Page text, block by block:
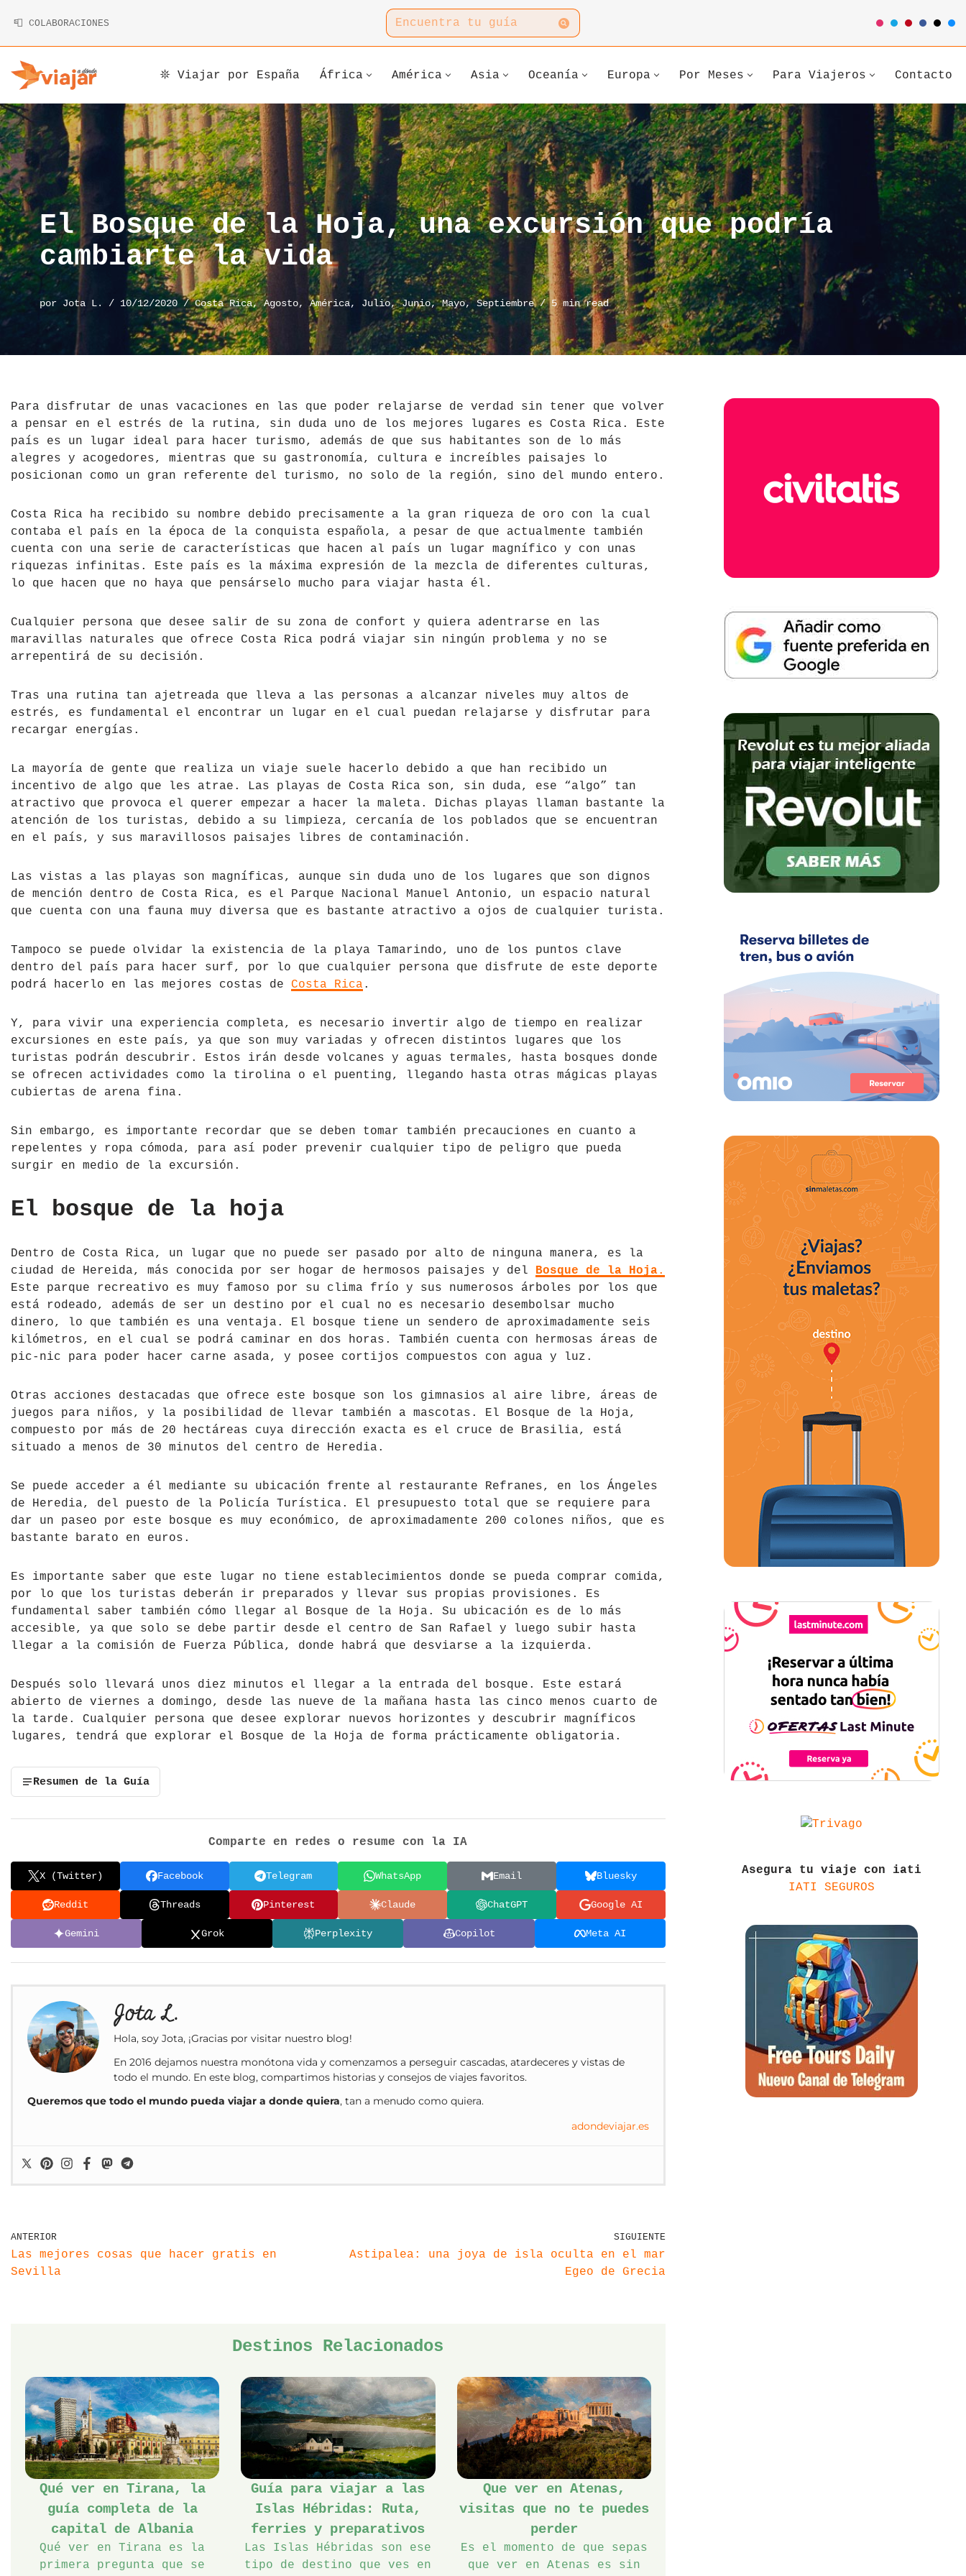
contenido
📮 COLABORACIONES
𖤓 Viajar por España África América
Argentina
Bolivia
Brasil
Canadá
Chile
Costa Rica
Cuba
El Salvador
Hawái
México
Nicaragua
Perú
República Dominicana
Asia
Armenia
Camboya
China
Corea
Indonesia
Irán
Japón
Jordania
La India
Madagascar
Malasia
Mongolia
Nepal
Tailandia
Tíbet
Vietnam
Oceanía Europa
Alemania
Andorra
Austria
Bélgica
Bosnia y Herzegovina
Bulgaria
Chipre
Croacia
Escocia
Eslovenia
España
Francia
Grecia
Inglaterra
Irlanda
Islandia
Italia
Letonia
Liechtenstein
Macedonia del Norte
País de Gales
Polonia
República Checa
Rusia
Serbia
Suecia
Turquía
Por Meses Para Viajeros Contacto
El Bosque de la Hoja, una excursión que podría
cambiarte la vida
por Jota L. 10/12/2020 Costa Rica,Agosto,América, Julio,Junio,Mayo,Septiembre 5 min read
Para disfrutar de unas vacaciones en las que poder relajarse de verdad sin tener que volver
a pensar en el estrés de la rutina, sin duda uno de los mejores lugares es Costa Rica. Este
país es un lugar ideal para hacer turismo, además de que sus habitantes son de lo más
alegres y acogedores, mientras que su gastronomía, cultura e increíbles paisajes lo
posicionan como un gran referente del turismo, no solo de la región, sino del mundo entero.
Costa Rica ha recibido su nombre debido precisamente a la gran riqueza de oro con la cual
contaba el país en la época de la conquista española, a pesar de que actualmente también
cuenta con una serie de características que hacen al país un lugar magnífico y con unas
riquezas infinitas. Este país es la máxima expresión de la mezcla de diferentes culturas,
lo que hacen que no haya que pensárselo mucho para viajar hasta él.
Cualquier persona que desee salir de su zona de confort y quiera adentrarse en las
maravillas naturales que ofrece Costa Rica podrá viajar sin ningún problema y no se
arrepentirá de su decisión.
Tras una rutina tan ajetreada que lleva a las personas a alcanzar niveles muy altos de
estrés, es fundamental el encontrar un lugar en el cual puedan relajarse y disfrutar para
recargar energías.
La mayoría de gente que realiza un viaje suele hacerlo debido a que han recibido un
incentivo de algo que les atrae. Las playas de Costa Rica son, sin duda, ese “algo” tan
atractivo que provoca el querer empezar a hacer la maleta. Dichas playas llaman bastante la
atención de los turistas, debido a su limpieza, cercanía de los poblados que se encuentran
en el país, y sus maravillosos paisajes libres de contaminación.
Las vistas a las playas son magníficas, aunque sin duda uno de los lugares que son dignos
de mención dentro de Costa Rica, es el Parque Nacional Manuel Antonio, un espacio natural
que cuenta con una fauna muy diversa que es bastante atractivo a ojos de cualquier turista.
Tampoco se puede olvidar la existencia de la playa Tamarindo, uno de los puntos clave
dentro del país para hacer surf, por lo que cualquier persona que disfrute de este deporte
podrá hacerlo en las mejores costas de Costa Rica .
Y, para vivir una experiencia completa, es necesario invertir algo de tiempo en realizar
excursiones en este país, ya que son muy variadas y ofrecen distintos lugares que los
turistas podrán descubrir. Estos irán desde volcanes y aguas termales, hasta bosques donde
se ofrecen actividades como la tirolina o el puenting, llegando hasta otras mágicas playas
cubiertas de arena fina.
Sin embargo, es importante recordar que se deben tomar también precauciones en cuanto a
repelentes y ropa cómoda, para así poder prevenir cualquier tipo de peligro que pueda
surgir en medio de la excursión.
El bosque de la hoja
Dentro de Costa Rica, un lugar que no puede ser pasado por alto de ninguna manera, es la
ciudad de Hereida, más conocida por ser hogar de hermosos paisajes y del Bosque de la Hoja.
Este parque recreativo es muy famoso por su clima frío y sus numerosos árboles por los que
está rodeado, además de ser un destino por el cual no es necesario desembolsar mucho
dinero, lo que también es una ventaja. El bosque tiene un sendero de aproximadamente seis
kilómetros, en el cual se podrá caminar en dos horas. También cuenta con hermosas áreas de
pic-nic para poder hacer carne asada, y posee cortijos compuestos con agua y luz.
Otras acciones destacadas que ofrece este bosque son los gimnasios al aire libre, áreas de
juegos para niños, y la posibilidad de llevar también a mascotas. El Bosque de la Hoja,
compuesto por más de 20 hectáreas cuya dirección exacta es el cruce de Brasilia, está
situado a menos de 30 minutos del centro de Heredia.
Se puede acceder a él mediante su ubicación frente al restaurante Refranes, en los Ángeles
de Heredia, del puesto de la Policía Turística. El presupuesto total que se requiere para
dar un paseo por este bosque es muy económico, de aproximadamente 200 colones niños, que es
bastante barato en euros.
Es importante saber que este lugar no tiene establecimientos donde se pueda comprar comida,
por lo que los turistas deberán ir preparados y llevar sus propias provisiones. Es
fundamental saber también cómo llegar al Bosque de la Hoja. Su ubicación es de lo más
accesible, ya que solo se debe partir desde el centro de San Rafael y luego subir hasta
llegar a la comisión de Fuerza Pública, donde habrá que desviarse a la izquierda.
Después solo llevará unos diez minutos el llegar a la entrada del bosque. Este estará
abierto de viernes a domingo, desde las nueve de la mañana hasta las cinco menos cuarto de
la tarde. Cualquier persona que desee explorar nuevos horizontes y descubrir magníficos
lugares, tendrá que explorar el Bosque de la Hoja de forma prácticamente obligatoria.
Resumen de la Guía
Comparte en redes o resume con la IA
X (Twitter) Facebook Telegram WhatsApp Email Bluesky
Reddit Threads Pinterest Claude ChatGPT Google AI
Gemini Grok Perplexity Copilot Meta AI
Jota L.
Hola, soy Jota, ¡Gracias por visitar nuestro blog!
En 2016 dejamos nuestra monótona vida y comenzamos a perseguir cascadas, atardeceres y vistas de
todo el mundo. En este blog, compartimos historias y consejos de viajes favoritos.
Queremos que todo el mundo pueda viajar a donde quiera, tan a menudo como quiera.
adondeviajar.es
ANTERIOR
Las mejores cosas que hacer gratis en
Sevilla
SIGUIENTE
Astipalea: una joya de isla oculta en el mar
Egeo de Grecia
Destinos Relacionados
Qué ver en Tirana, la
guía completa de la
capital de Albania
Qué ver en Tirana es la
primera pregunta que se
Guía para viajar a las
Islas Hébridas: Ruta,
ferries y preparativos
Las Islas Hébridas son ese
tipo de destino que ves en
Que ver en Atenas,
visitas que no te puedes
perder
Es el momento de que sepas
que ver en Atenas es sin
Asegura tu viaje con iati
IATI SEGUROS